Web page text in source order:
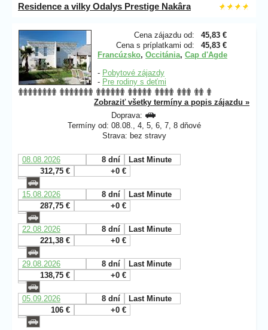
Residence a vilky Odalys Prestige Nakâra
Cena zájazdu od:
45,83 €
Cena s príplatkami od:
45,83 €
Francúzsko, Occitánia, Cap d'Agde
- Pobytové zájazdy
- Pre rodiny s deťmi
Zobraziť všetky termíny a popis zájazdu »
Doprava:
Termíny od: 08.08., 4, 5, 6, 7, 8 dňové
Strava: bez stravy
08.08.2026 8 dní
Last Minute
312,75 €
+0 €
15.08.2026 8 dní
Last Minute
287,75 €
+0 €
22.08.2026 8 dní
Last Minute
221,38 €
+0 €
29.08.2026 8 dní
Last Minute
138,75 €
+0 €
05.09.2026 8 dní
Last Minute
106 €
+0 €